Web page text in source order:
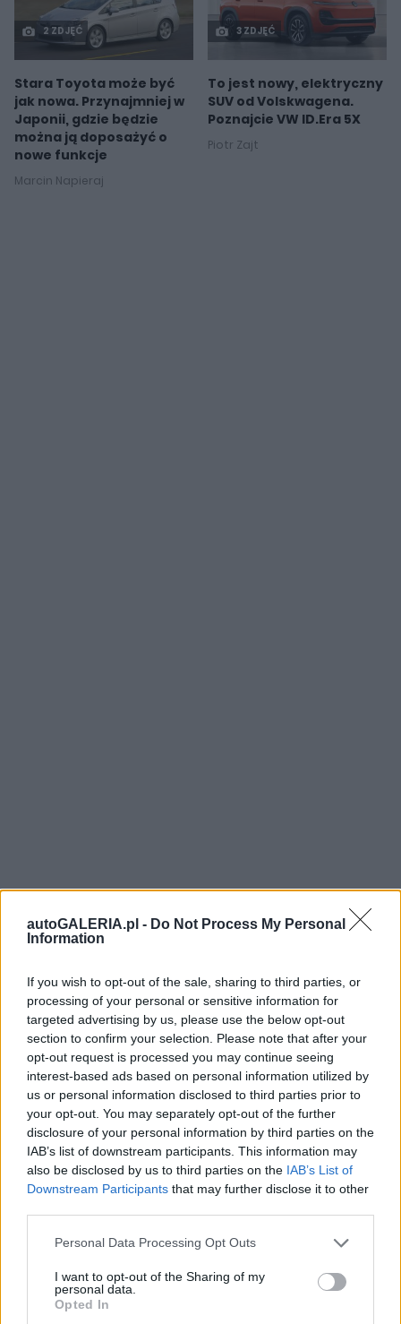
autoGALERIA.pl - Do Not Process My Personal
Information
If you wish to opt-out of the sale, sharing to third parties, or
processing of your personal or sensitive information for
targeted advertising by us, please use the below opt-out
section to confirm your selection. Please note that after your
opt-out request is processed you may continue seeing
interest-based ads based on personal information utilized by
us or personal information disclosed to third parties prior to
your opt-out. You may separately opt-out of the further
disclosure of your personal information by third parties on the
IAB’s list of downstream participants. This information may
also be disclosed by us to third parties on the IAB’s List of
Downstream Participants that may further disclose it to other
Please note that this website/app uses one or more Google
not limited to your visit or usage behaviour. You may click to
grant or deny consent to Google and its third-party tags to
use your data for below specified purposes in below Google
Personal Data Processing Opt Outs
I want to opt-out of the Sharing of my
personal data.
Opted In
2 ZDJĘĆ
Stara Toyota może być
jak nowa. Przynajmniej w
Japonii, gdzie będzie
można ją doposażyć o
nowe funkcje
Marcin Napieraj
3 ZDJĘĆ
To jest nowy, elektryczny
SUV od Volskwagena.
Poznajcie VW ID.Era 5X
Piotr Zajt